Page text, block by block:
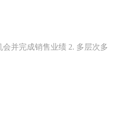
并完成销售业绩 2. 多层次多